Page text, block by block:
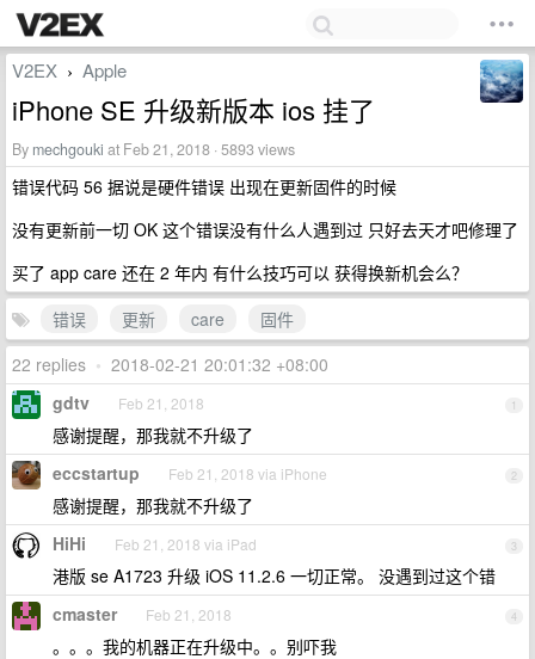
V2EX › Apple
iPhone SE 升级新版本 ios 挂了
By mechgouki at Feb 21, 2018 · 5893 views
错误代码 56 据说是硬件错误 出现在更新固件的时候
没有更新前一切 OK 这个错误没有什么人遇到过 只好去天才吧修理了
买了 app care 还在 2 年内 有什么技巧可以 获得换新机会么？
错误
更新 care
固件
22 replies • 2018-02-21 20:01:32 +08:00
1
gdtv Feb 21, 2018
感谢提醒，那我就不升级了
2
eccstartup Feb 21, 2018 via iPhone
感谢提醒，那我就不升级了
3
HiHi Feb 21, 2018 via iPad
港版 se A1723 升级 iOS 11.2.6 一切正常。 没遇到过这个错
4
cmaster Feb 21, 2018
。。。我的机器正在升级中。。别吓我